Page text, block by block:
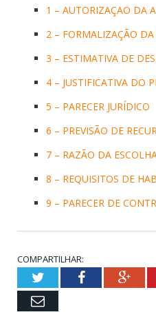
1 – AUTORIZAÇAO DA
2 – FORMALIZAÇÃO
3 – ESTIMATIVA DE
4 – JUSTIFICATIVA DO
5 – PARECER JURÍDICO
6 – PREVISÃO DE
7 – RAZÃO DA
8 – REQUISITOS DE
9 – PARECER DE
COMPARTILHAR:
TwitterFacebook
Email